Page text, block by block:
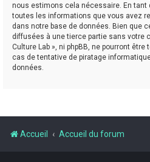
nous estimons cela nécessaire. En tant
toutes les informations que vous avez
dans notre base de données. Bien que
diffusées à une tierce partie sans votre
Culture Lab », ni phpBB, ne pourront
cas de tentative de piratage
données.
Accueil Accueil du forum